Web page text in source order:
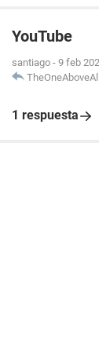
YouTube
santiago - 9 feb
TheOneAboveAll
1 respuesta